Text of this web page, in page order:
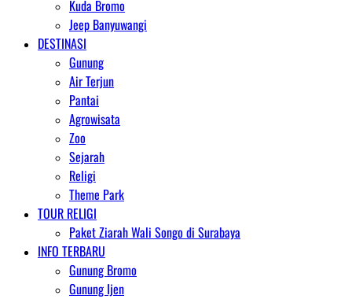
Kuda Bromo
Jeep Banyuwangi
DESTINASI
Gunung
Air Terjun
Pantai
Agrowisata
Zoo
Sejarah
Religi
Theme Park
TOUR RELIGI
Paket Ziarah Wali Songo di Surabaya
INFO TERBARU
Gunung Bromo
Gunung Ijen